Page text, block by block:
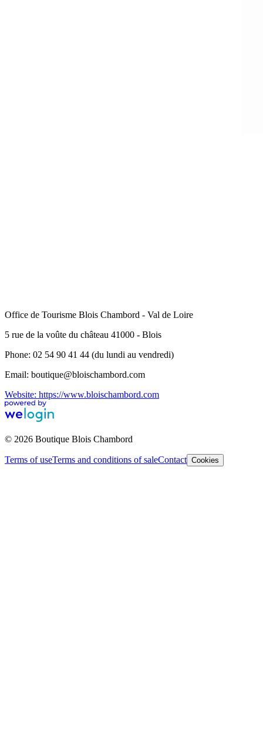
Office de Tourisme Blois Chambord - Val de Loire
5 rue de la voûte du château 41000 - Blois
Phone: 02 54 90 41 44 (du lundi au vendredi)
Email: boutique@bloischambord.com
Website: https://www.bloischambord.com
© 2026 Boutique Blois Chambord
Terms of useTerms and conditions of saleContact Cookies